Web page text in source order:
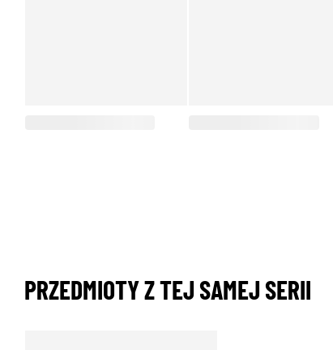
PRZEDMIOTY Z TEJ SAMEJ SERII